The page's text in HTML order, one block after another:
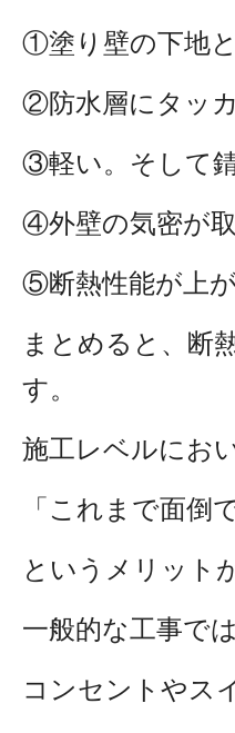
①塗り壁の下地
②防水層にタッ
③軽い。そして
④外壁の気密が
⑤断熱性能が上
まとめると、断
す。
施工レベルにお
「これまで面倒
というメリット
一般的な工事で
コンセントやス